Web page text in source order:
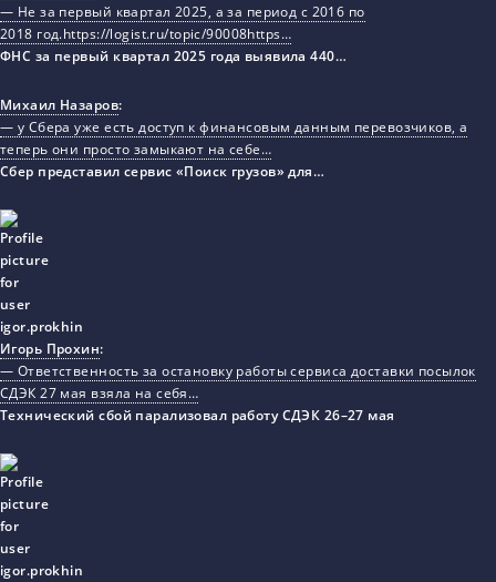
— Не за первый квартал 2025, а за период с 2016 по
2018 год.https://logist.ru/topic/90008https…
ФНС за первый квартал 2025 года выявила 440…
Михаил Назаров:
— у Сбера уже есть доступ к финансовым данным перевозчиков, а
теперь они просто замыкают на себе…
Сбер представил сервис «Поиск грузов» для…
Игорь Прохин:
— Ответственность за остановку работы сервиса доставки посылок
СДЭК 27 мая взяла на себя…
Технический сбой парализовал работу СДЭК 26–27 мая